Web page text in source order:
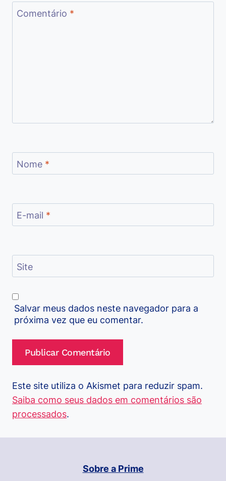
Comentário *
Nome *
E-mail *
Site
Salvar meus dados neste navegador para a
próxima vez que eu comentar.
Este site utiliza o Akismet para reduzir spam.
Saiba como seus dados em comentários são
processados.
Sobre a Prime